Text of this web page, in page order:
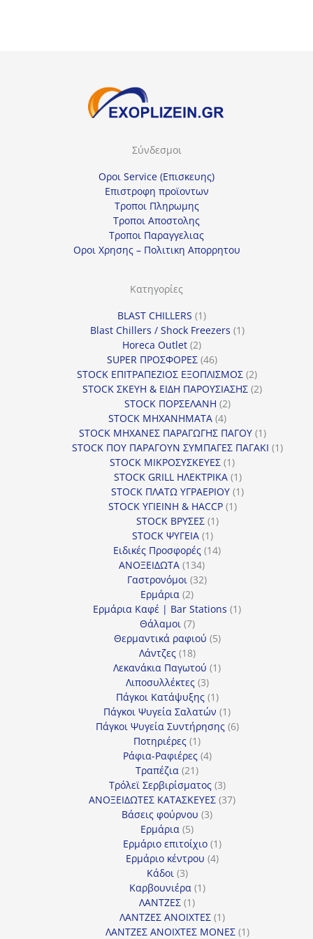
Σύνδεσμοι
Οροι Service (Επισκευης)
Επιστροφη προϊοντων
Τροποι Πληρωμης
Τροποι Αποστολης
Τροποι Παραγγελιας
Οροι Χρησης – Πολιτικη Απορρητου
Κατηγορίες
BLAST CHILLERS 11
προϊόν
Blast Chillers / Shock Freezers 11
Horeca Outlet 22
προϊόντα
SUPER ΠΡΟΣΦΟΡΕΣ 4646
προϊόντα
STOCK ΕΠΙΤΡΑΠΕΖΙΟΣ ΕΞΟΠΛΙΣΜΟΣ 22
προϊόντα
STOCK ΣΚΕΥΗ & ΕΙΔΗ ΠΑΡΟΥΣΙΑΣΗΣ 22
STOCK ΠΟΡΣΕΛΑΝΗ 22
STOCK ΜΗΧΑΝΗΜΑΤΑ 44
προϊόντα
STOCK ΜΗΧΑΝΕΣ ΠΑΡΑΓΩΓΗΣ ΠΑΓΟΥ 11
προϊόν
STOCK ΠΟΥ ΠΑΡΑΓΟΥΝ ΣΥΜΠΑΓΕΣ ΠΑΓΑΚΙ 11
STOCK ΜΙΚΡΟΣΥΣΚΕΥΕΣ 11
προϊόν
STOCK GRILL ΗΛΕΚΤΡΙΚΑ 11
προϊόν
STOCK ΠΛΑΤΩ ΥΓΡΑΕΡΙΟΥ 11
STOCK ΥΓΙΕΙΝΗ & HACCP 11
STOCK ΒΡΥΣΕΣ 11
STOCK ΨΥΓΕΙΑ 11
προϊόν
Ειδικές Προσφορές 1414
ΑΝΟΞΕΙΔΩΤΑ 134134
προϊόντα
Γαστρονόμοι 3232
Ερμάρια 22
προϊόντα
Ερμάρια Καφέ | Bar Stations 11
Θάλαμοι 77
προϊόντα
Θερμαντικά ραφιού 55
Λάντζες 1818
προϊόντα
Λεκανάκια Παγωτού 11
Λιποσυλλέκτες 33
προϊόντα
Πάγκοι Κατάψυξης 11
προϊόν
Πάγκοι Ψυγεία Σαλατών 11
προϊόν
Πάγκοι Ψυγεία Συντήρησης 66
Ποτηριέρες 11
προϊόν
Ράφια-Ραφιέρες 44
Τραπέζια 2121
προϊόντα
Τρόλεϊ Σερβιρίσματος 33
προϊόντα
ΑΝΟΞΕΙΔΩΤΕΣ ΚΑΤΑΣΚΕΥΕΣ 3737
Βάσεις φούρνου 33
Ερμάρια 55
προϊόντα
Ερμάριο επιτοίχιο 11
προϊόν
Ερμάριο κέντρου 44
Κάδοι 33
προϊόντα
Καρβουνιέρα 11
ΛΑΝΤΖΕΣ 11
προϊόν
ΛΑΝΤΖΕΣ ΑΝΟΙΧΤΕΣ 11
προϊόν
ΛΑΝΤΖΕΣ ΑΝΟΙΧΤΕΣ ΜΟΝΕΣ 11